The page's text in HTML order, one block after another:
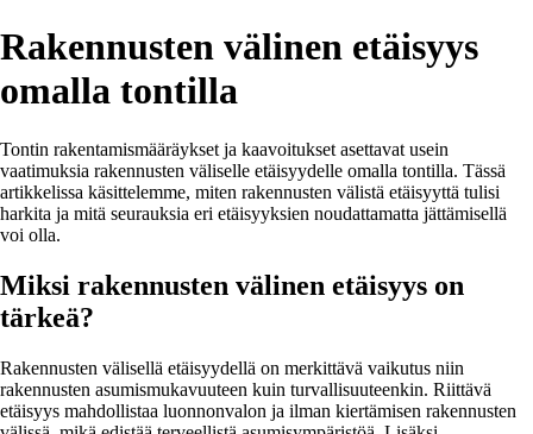
Rakennusten välinen etäisyys
omalla tontilla
Tontin rakentamismääräykset ja kaavoitukset asettavat usein
vaatimuksia rakennusten väliselle etäisyydelle omalla tontilla. Tässä
artikkelissa käsittelemme, miten rakennusten välistä etäisyyttä tulisi
harkita ja mitä seurauksia eri etäisyyksien noudattamatta jättämisellä
voi olla.
Miksi rakennusten välinen etäisyys on
tärkeä?
Rakennusten välisellä etäisyydellä on merkittävä vaikutus niin
rakennusten asumismukavuuteen kuin turvallisuuteenkin. Riittävä
etäisyys mahdollistaa luonnonvalon ja ilman kiertämisen rakennusten